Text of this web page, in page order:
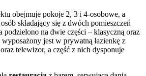
obejmuje pokoje 2, 3 i 4-osobowe, a
składający się z dwóch pomieszczeń
podzielono na dwie części – klasyczną oraz
jest w prywatną łazienkę z
telewizor, a część z nich dysponuje